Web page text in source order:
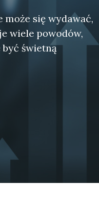
się wydawać,
wiele powodów,
świetną